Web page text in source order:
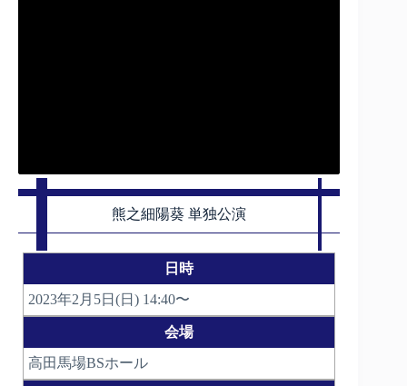
熊之細陽葵 単独公演
日時
2023年2月5日(日) 14:40〜
会場
高田馬場BSホール